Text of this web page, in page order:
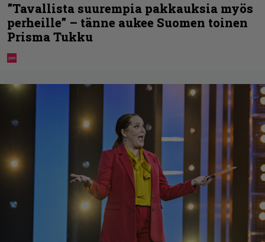
”Tavallista suurempia pakkauksia myös
perheille” – tänne aukee Suomen toinen
Prisma Tukku